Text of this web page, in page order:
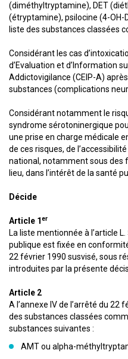
(diméthyltryptamine), DET
(étryptamine), psilocine (4-OH-
liste des substances classées
Considérant les cas
d’Evaluation et d’Information
Addictovigilance (CEIP-A)
substances (complications
Considérant notamment le
syndrome sérotoninergique
une prise en charge médicale
de ces risques, de
national, notamment sous des
lieu, dans l’intérêt de la santé
Décide
Article 1er
La liste mentionnée à l’article
publique est fixée en
22 février 1990 susvisé, sous
introduites par la présente
Article 2
A l’annexe IV de l’arrêté du 22
des substances classées
substances suivantes :
AMT ou alpha-